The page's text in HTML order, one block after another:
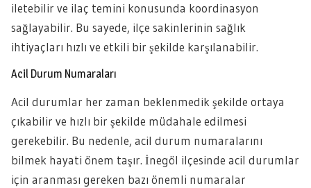
iletebilir ve ilaç temini konusunda koordinasyon
sağlayabilir. Bu sayede, ilçe sakinlerinin sağlık
ihtiyaçları hızlı ve etkili bir şekilde karşılanabilir.
Acil Durum Numaraları
Acil durumlar her zaman beklenmedik şekilde ortaya
çıkabilir ve hızlı bir şekilde müdahale edilmesi
gerekebilir. Bu nedenle, acil durum numaralarını
bilmek hayati önem taşır. İnegöl ilçesinde acil durumlar
için aranması gereken bazı önemli numaralar